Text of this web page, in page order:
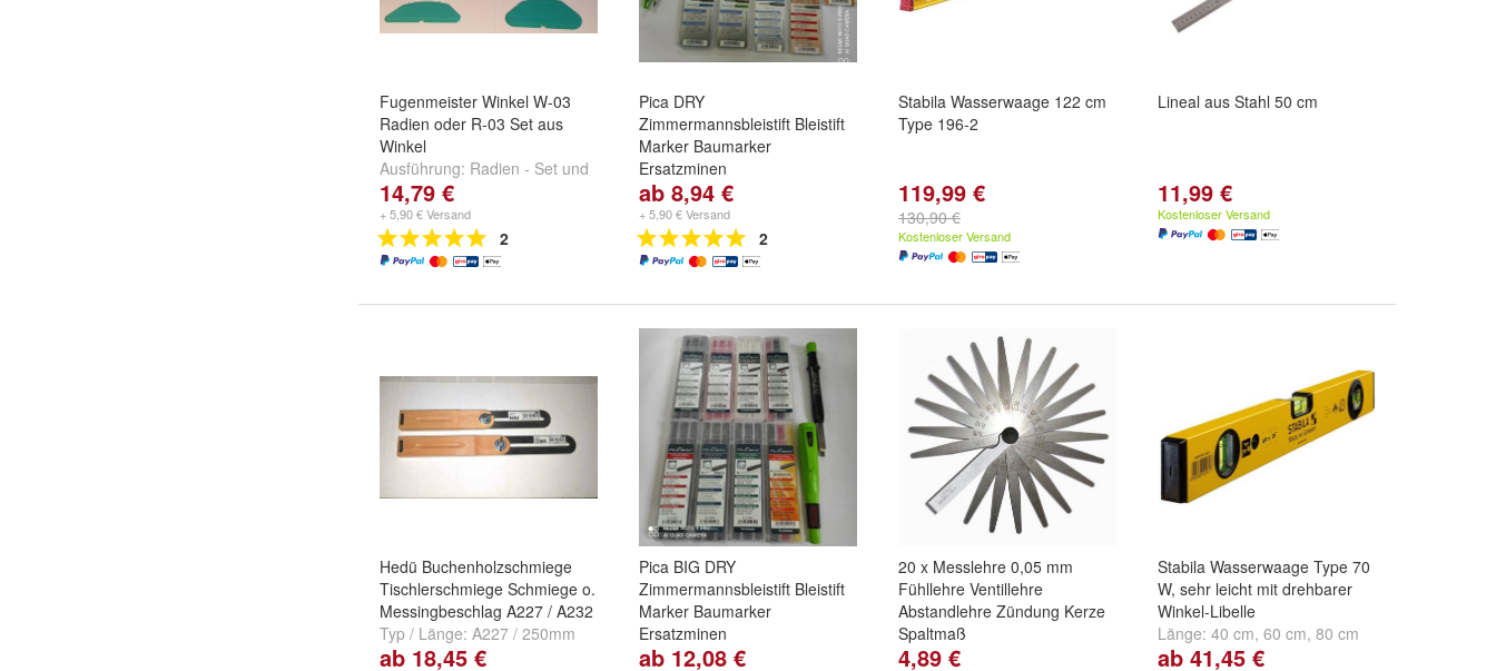
Fugenmeister Winkel W-03
Radien oder R-03 Set aus
Winkel
Ausführung: Radien - Set und
Winkel - Set
14,79 €
+ 5,90 € Versand
2
Pica DRY
Zimmermannsbleistift Bleistift
Marker Baumarker
Ersatzminen
Ausführung:Stift Dry
Longlife/3030
Ersatzminen/4020,
Ersatzminen/4030
ab 8,94 €
+ 5,90 € Versand
2
Stabila Wasserwaage 122 cm
Type 196-2
119,99 €
130,90 €
Kostenloser Versand
Lineal aus Stahl 50 cm
11,99 €
Kostenloser Versand
Hedü Buchenholzschmiege
Tischlerschmiege Schmiege o.
Messingbeschlag A227 / A232
Typ / Länge: A227 / 250mm
und A232 / 300mm
ab 18,45 €
Pica BIG DRY
Zimmermannsbleistift Bleistift
Marker Baumarker
Ersatzminen
Ausführung: Bleistift BIG
ab 12,08 €
20 x Messlehre 0,05 mm
Fühllehre Ventillehre
Abstandlehre Zündung Kerze
Spaltmaß
4,89 €
Stabila Wasserwaage Type 70
W, sehr leicht mit drehbarer
Winkel-Libelle
Länge: 40 cm, 60 cm, 80 cm
und weitere ...
ab 41,45 €